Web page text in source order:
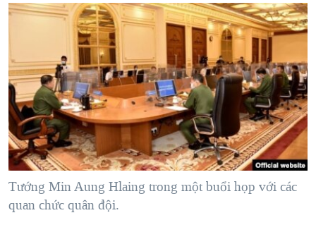
hướng
tới
"Tìm"
MỤC
TỰ DO BÁO CHÍ
VẠCH TRẦN TIN GIẢ
NGƯỜI VIỆT HẢI NGOẠI
ĐỜI SỐNG
KINH TẾ
KHOA HỌC
SỨC KHOẺ
CHIẾN TRANH THƯƠNG MẠI CỦA MỸ: QUÁ KHỨ VÀ HIỆN
TẠI
HÀNH TRÌNH BẦU CỬ 2024
MỘT NĂM CHIẾN TRANH TẠI DẢI GAZA
GIẢI MÃ VÀNH ĐAI & CON ĐƯỜNG
NGÀY TỊ NẠN THẾ GIỚI
TRỊNH VĨNH BÌNH - NGƯỜI HẠ 'BÊN THẮNG CUỘC'
HỌC TIẾNG ANH
VIDEO
NGHE
MẠNG XÃ HỘI
Tướng Min Aung Hlaing trong một buổi họp với các
quan chức quân đội.